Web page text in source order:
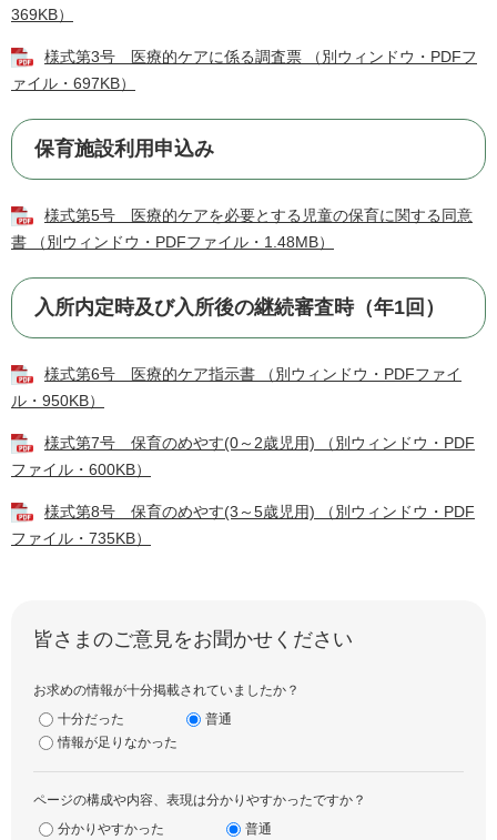
369KB）
様式第3号 医療的ケアに係る調査票 （別ウィンドウ・PDFフ
ァイル・697KB）
保育施設利用申込み
様式第5号 医療的ケアを必要とする児童の保育に関する同意
書 （別ウィンドウ・PDFファイル・1.48MB）
入所内定時及び入所後の継続審査時（年1回）
様式第6号 医療的ケア指示書 （別ウィンドウ・PDFファイ
ル・950KB）
様式第7号 保育のめやす(0～2歳児用) （別ウィンドウ・PDF
ファイル・600KB）
様式第8号 保育のめやす(3～5歳児用) （別ウィンドウ・PDF
ファイル・735KB）
皆さまのご意見をお聞かせください
お求めの情報が十分掲載されていましたか？
十分だった
普通
情報が足りなかった
ページの構成や内容、表現は分かりやすかったですか？
分かりやすかった
普通